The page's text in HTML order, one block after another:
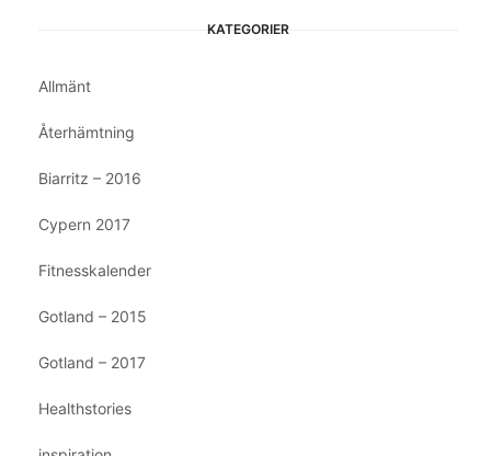
KATEGORIER
Allmänt
Återhämtning
Biarritz – 2016
Cypern 2017
Fitnesskalender
Gotland – 2015
Gotland – 2017
Healthstories